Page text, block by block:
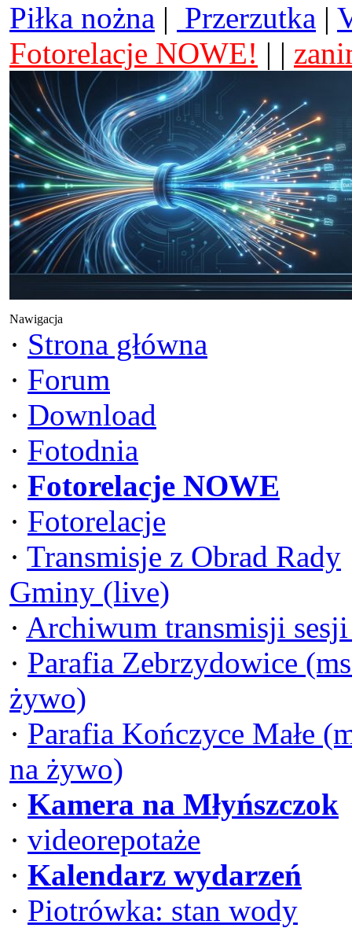
Piłka nożna | Przerzutka |
Fotorelacje NOWE! | |
Nawigacja
· Strona główna
· Forum
· Download
· Fotodnia
· Fotorelacje NOWE
· Fotorelacje
· Transmisje z Obrad Rady
Gminy (live)
· Archiwum transmisji
· Parafia Zebrzydowice
żywo)
· Parafia Kończyce Małe
na żywo)
· Kamera na Młyńszczok
· videorepotaże
· Kalendarz wydarzeń
· Piotrówka: stan wody